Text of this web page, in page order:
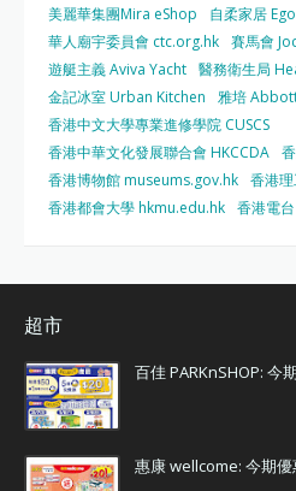
美麗華集團Mira eShop
自柔家居
華人廟宇委員會 ctc.org.hk 賽馬會
遊艇主義 Aviva Yacht 醫務衛生局
金記冰室 Urban Kitchen
雅培
香港中文大學專業進修學院 CUSCS
香港中華文化發展聯合會 HKCCDA
香港博物館 museums.gov.hk 香港
香港都會大學 hkmu.edu.hk 香港電
超市
百佳 PARKnSHOP: 今
惠康 wellcome: 今期優